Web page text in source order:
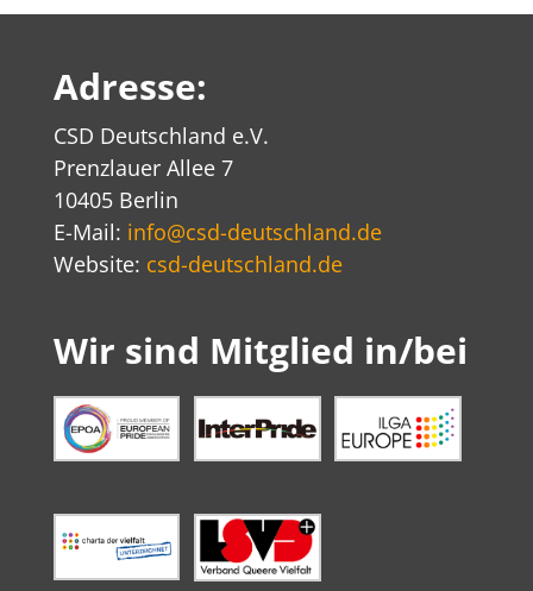
Adresse:
CSD Deutschland e.V.
Prenzlauer Allee 7
10405 Berlin
E-Mail: info@csd-deutschland.de
Website: csd-deutschland.de
Wir sind Mitglied in/bei